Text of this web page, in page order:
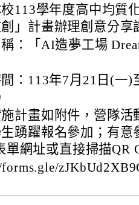
113學年度高中均質
」計畫辦理創意分享
：「AI造夢工場
：113年7月21日(一
計畫如附件，營隊活
踴躍報名參加；有
單網址或直接掃描QR